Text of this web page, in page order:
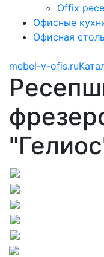
Offix
Офисные
Офисная
mebel-v-ofis.ru